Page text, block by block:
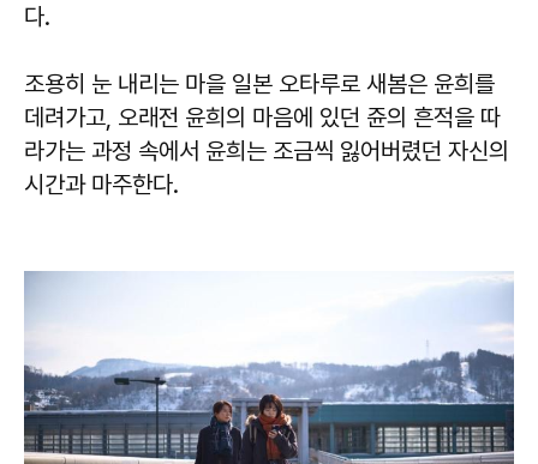
다.
조용히 눈 내리는 마을 일본 오타루로 새봄은 윤희를
데려가고, 오래전 윤희의 마음에 있던 쥰의 흔적을 따
라가는 과정 속에서 윤희는 조금씩 잃어버렸던 자신의
시간과 마주한다.